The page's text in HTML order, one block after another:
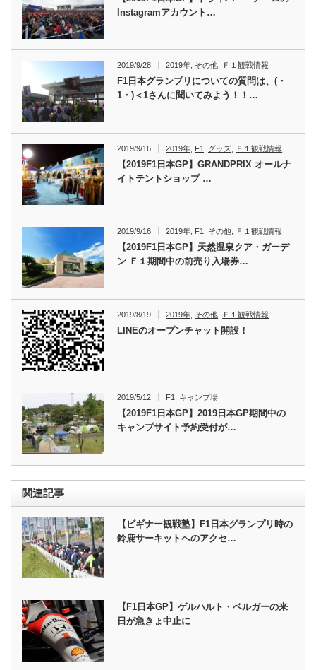
Instagramアカウント…
2019/9/28 2019年, その他, Ｆ１観戦情報
F1日本グランプリについての質問は、(・
1・)＜1さんに聞いてみよう！！…
2019/9/16 2019年 F1 グッズ Ｆ１観戦情報
【2019F1日本GP】GRANDPRIX オールナ
イトテントショップ …
2019/9/16 2019年 F1 その他 Ｆ１観戦情報
【2019F1日本GP】天然温泉クア・ガーデ
ン Ｆ１期間中の前売り入場券…
2019/8/19 2019年 その他 Ｆ１観戦情報
LINEのオープンチャット開設！
2019/5/12 F1 キャンプ場
【2019F1日本GP】2019日本GP期間中の
キャンプサイト予約受付が…
関連記事
【ビギナー観戦塾】F1日本グランプリ時の
鈴鹿サーキットへのアクセ…
【F1日本GP】ゲルハルト・ベルガーの来
日が急きょ中止に